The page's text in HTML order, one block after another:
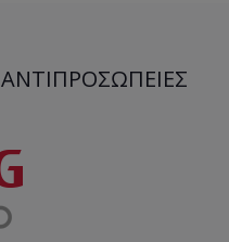
ΑΝΤΙΠΡΟΣΩΠΕΊΕΣ